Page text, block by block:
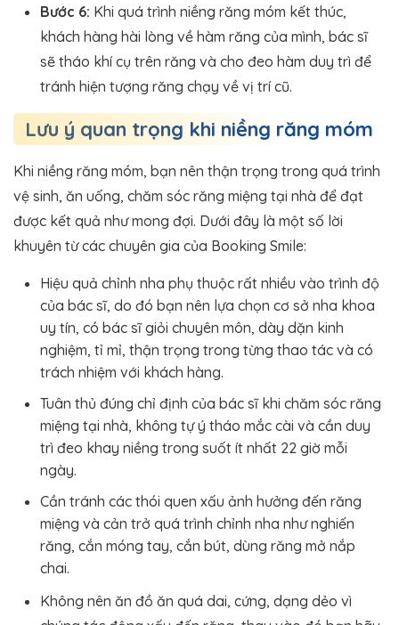
Bước 6: Khi quá trình niềng răng móm kết thúc,
khách hàng hài lòng về hàm răng của mình, bác sĩ
sẽ tháo khí cụ trên răng và cho đeo hàm duy trì để
tránh hiện tượng răng chạy về vị trí cũ.
Lưu ý quan trọng khi niềng răng móm
Khi niềng răng móm, bạn nên thận trọng trong quá trình
vệ sinh, ăn uống, chăm sóc răng miệng tại nhà để đạt
được kết quả như mong đợi. Dưới đây là một số lời
khuyên từ các chuyên gia của Booking Smile:
Hiệu quả chỉnh nha phụ thuộc rất nhiều vào trình độ
của bác sĩ, do đó bạn nên lựa chọn cơ sở nha khoa
uy tín, có bác sĩ giỏi chuyên môn, dày dặn kinh
nghiệm, tỉ mỉ, thận trọng trong từng thao tác và có
trách nhiệm với khách hàng.
Tuân thủ đúng chỉ định của bác sĩ khi chăm sóc răng
miệng tại nhà, không tự ý tháo mắc cài và cần duy
trì đeo khay niềng trong suốt ít nhất 22 giờ mỗi
ngày.
Cần tránh các thói quen xấu ảnh hưởng đến răng
miệng và cản trở quá trình chỉnh nha như nghiến
răng, cắn móng tay, cắn bút, dùng răng mở nắp
chai.
Không nên ăn đồ ăn quá dai, cứng, dạng dẻo vì